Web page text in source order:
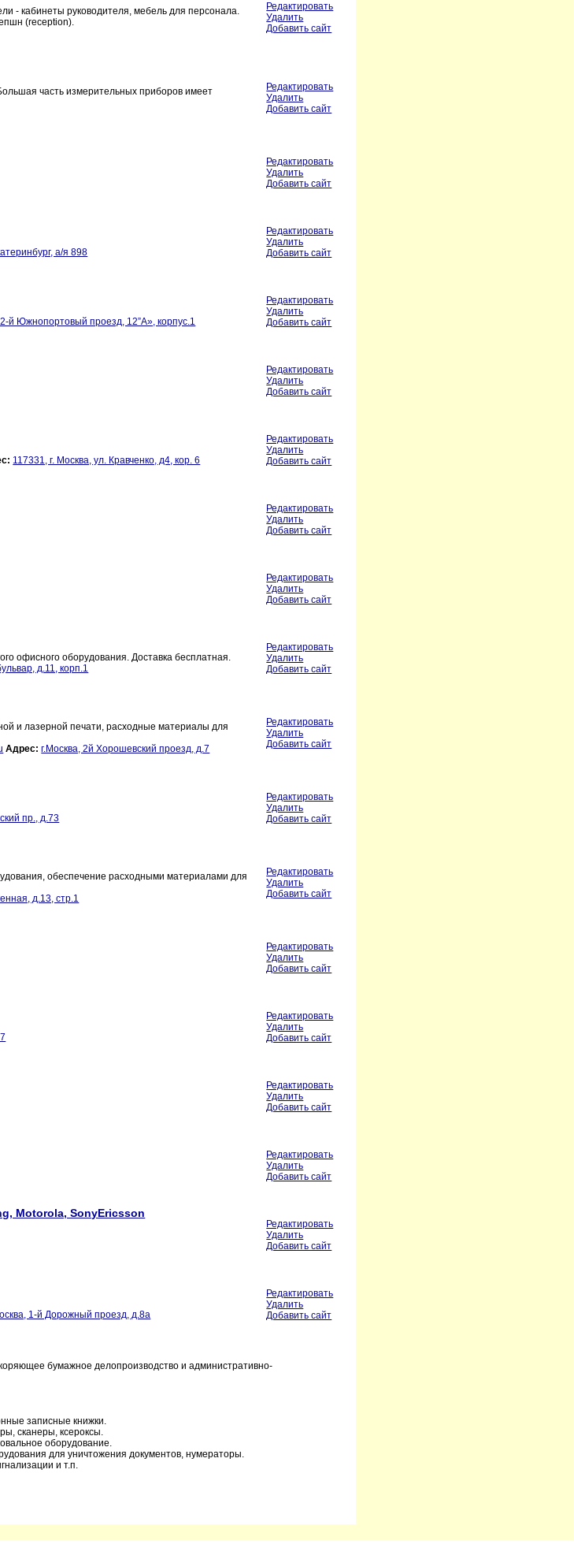
- кабинеты руководителя, мебель для персонала.
(reception).
Редактировать
Удалить
Добавить сайт
часть измерительных приборов имеет
Редактировать
Удалить
Добавить сайт
Редактировать
Удалить
Добавить сайт
а/я 898
Редактировать
Удалить
Добавить сайт
2-й Южнопортовый проезд, 12”А», корпус.1
Редактировать
Удалить
Добавить сайт
Редактировать
Удалить
Добавить сайт
117331, г. Москва, ул. Кравченко, д4, кор. 6
Редактировать
Удалить
Добавить сайт
Редактировать
Удалить
Добавить сайт
Редактировать
Удалить
Добавить сайт
офисного оборудования. Доставка бесплатная.
д.11, корп.1
Редактировать
Удалить
Добавить сайт
и лазерной печати, расходные материалы для
Адрес: г.Москва, 2й Хорошевский проезд, д.7
Редактировать
Удалить
Добавить сайт
пр., д.73
Редактировать
Удалить
Добавить сайт
обеспечение расходными материалами для
д.13, стр.1
Редактировать
Удалить
Добавить сайт
Редактировать
Удалить
Добавить сайт
Редактировать
Удалить
Добавить сайт
Редактировать
Удалить
Добавить сайт
Редактировать
Удалить
Добавить сайт
Motorola, SonyEricsson
Редактировать
Удалить
Добавить сайт
1-й Дорожный проезд, д.8а
Редактировать
Удалить
Добавить сайт
бумажное делопроизводство и административно-
записные книжки.
сканеры, ксероксы.
оборудование.
для уничтожения документов, нумераторы.
и т.п.